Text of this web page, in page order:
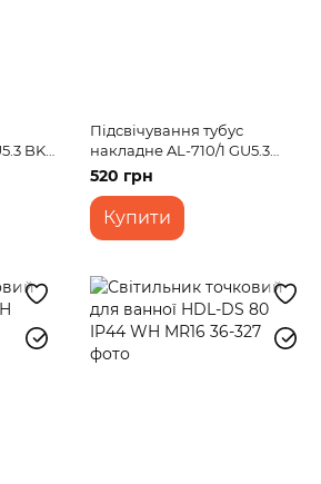
BK
Підсвічування тубус
накладне AL-710/1 GU5.3
BK/WH MR16
520 грн
Купити